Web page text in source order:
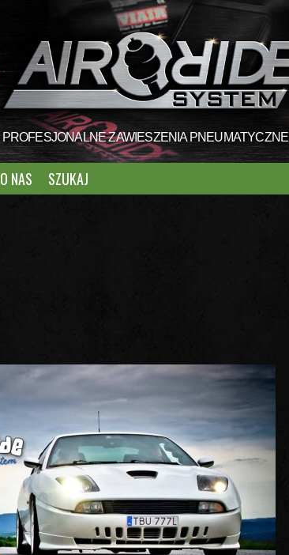
PROFESJONALNE ZAWIESZENIA PNEUMATYCZNE
O NAS SZUKAJ